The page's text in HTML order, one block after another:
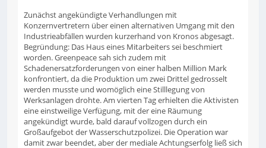
Zunächst angekündigte Verhandlungen mit
Konzernvertretern über einen alternativen Umgang mit den
Industrieabfällen wurden kurzerhand von Kronos abgesagt.
Begründung: Das Haus eines Mitarbeiters sei beschmiert
worden. Greenpeace sah sich zudem mit
Schadenersatzforderungen von einer halben Million Mark
konfrontiert, da die Produktion um zwei Drittel gedrosselt
werden musste und womöglich eine Stilllegung von
Werksanlagen drohte. Am vierten Tag erhielten die Aktivisten
eine einstweilige Verfügung, mit der eine Räumung
angekündigt wurde, bald darauf vollzogen durch ein
Großaufgebot der Wasserschutzpolizei. Die Operation war
damit zwar beendet, aber der mediale Achtungserfolg ließ sich